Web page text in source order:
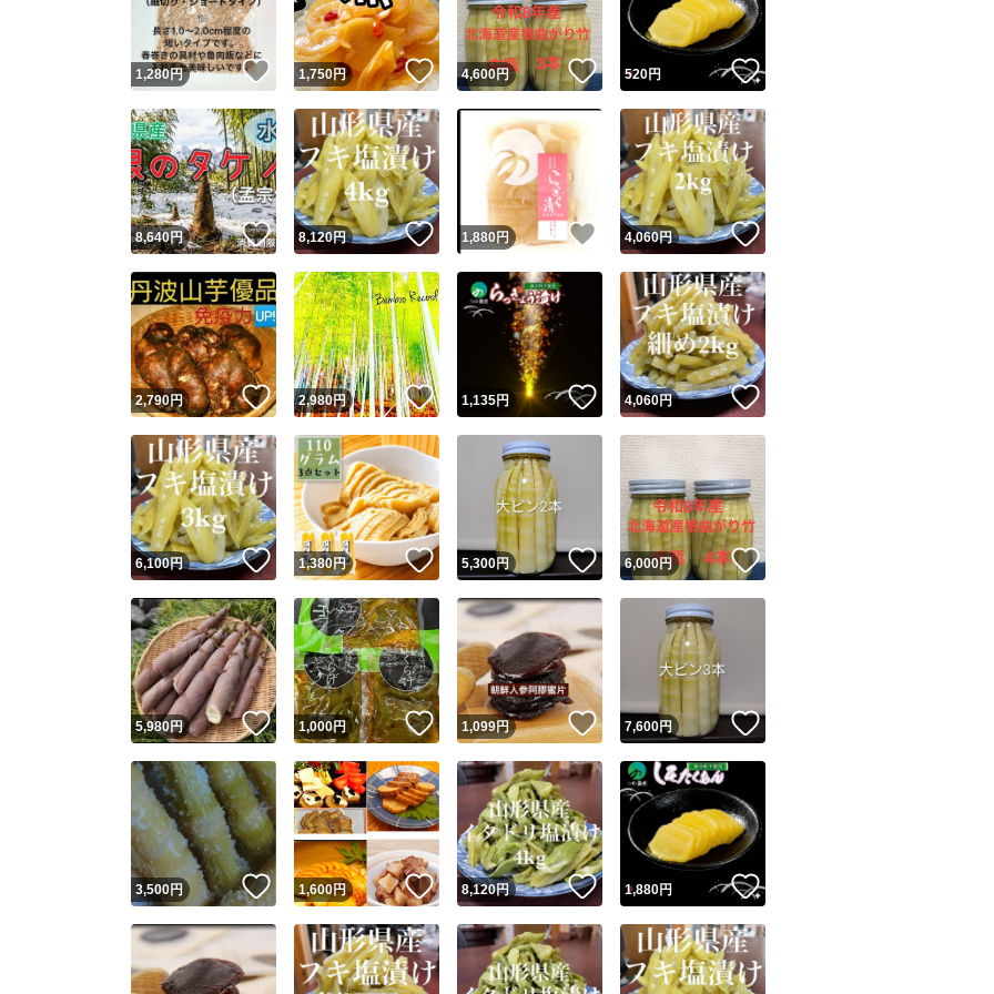
1,280円 いいね！
1,750円 いいね！
4,600円 いいね！
520円 いいね！
8,640円 いいね！
8,120円 いいね！
1,880円 いいね！
4,060円
2,790円 いいね！
2,980円 いいね！
1,135円 いいね！
4,060円
6,100円 いいね！
1,380円 いいね！
5,300円 いいね！
6,000円 いいね！
5,980円 いいね！
1,000円 いいね！
1,099円 いいね！
7,600円 いいね！
3,500円 いいね！
1,600円 いいね！
8,120円 いいね！
1,880円 いいね！